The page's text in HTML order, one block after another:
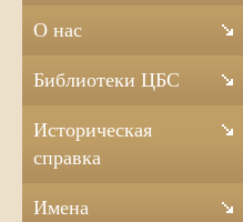
О нас
Библиотеки ЦБС
Историческая
справка
Имена